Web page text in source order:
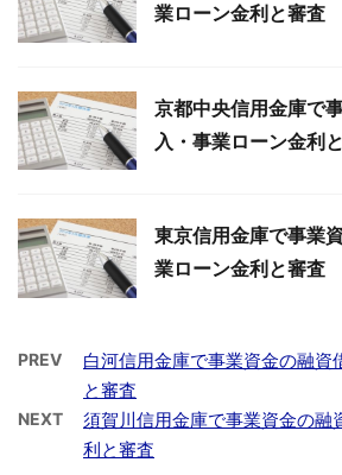
業ローン金利と審査
京都中央信用金庫で
入・事業ローン金利
東京信用金庫で事業
業ローン金利と審査
PREV
白河信用金庫で事業資金の融資
と審査
NEXT
須賀川信用金庫で事業資金の融
利と審査